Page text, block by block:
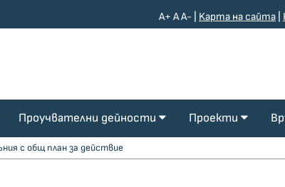
A+ AA- Kарта на сайта
Проучвателни дейности Проекти
с общ план за действие